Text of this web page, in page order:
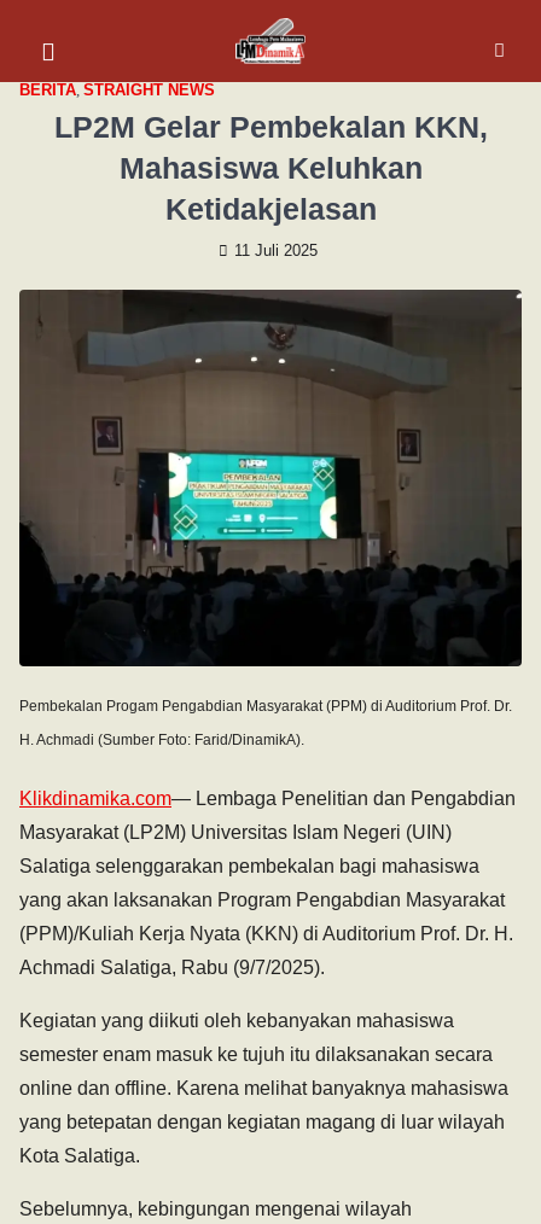
BERITA, STRAIGHT NEWS
LP2M Gelar Pembekalan KKN,
Mahasiswa Keluhkan
Ketidakjelasan
11 Juli 2025
Pembekalan Progam Pengabdian Masyarakat (PPM) di Auditorium Prof. Dr.
H. Achmadi (Sumber Foto: Farid/DinamikA).
Klikdinamika.com— Lembaga Penelitian dan Pengabdian
Masyarakat (LP2M) Universitas Islam Negeri (UIN)
Salatiga selenggarakan pembekalan bagi mahasiswa
yang akan laksanakan Program Pengabdian Masyarakat
(PPM)/Kuliah Kerja Nyata (KKN) di Auditorium Prof. Dr. H.
Achmadi Salatiga, Rabu (9/7/2025).
Kegiatan yang diikuti oleh kebanyakan mahasiswa
semester enam masuk ke tujuh itu dilaksanakan secara
online dan offline. Karena melihat banyaknya mahasiswa
yang betepatan dengan kegiatan magang di luar wilayah
Kota Salatiga.
Sebelumnya, kebingungan mengenai wilayah